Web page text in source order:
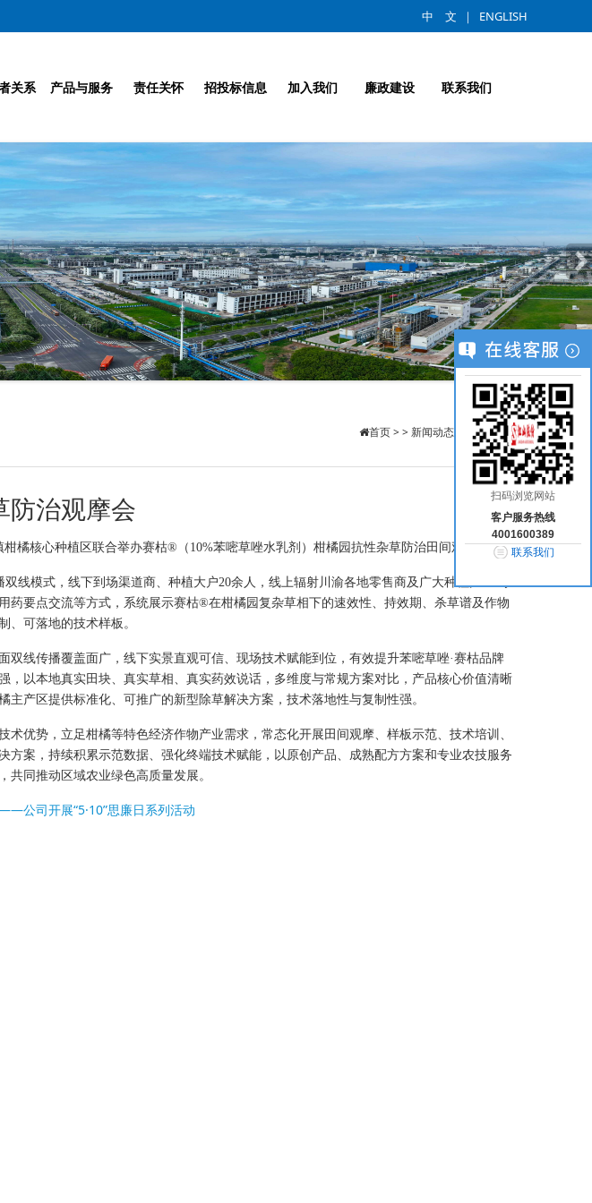
中 文 ｜ ENGLISH
关系 产品与服务 责任关怀 招投标信息 加入我们 廉政建设 联系我们
首页> >新闻动态 公司新闻
防治观摩会
橘核心种植区联合举办赛枯®（10%苯嘧草唑水乳剂）柑橘园抗性杂草防治田间观摩会。
双线模式，线下到场渠道商、种植大户20余人，线上辐射川渝各地零售商及广大种植户300余
药要点交流等方式，系统展示赛枯®在柑橘园复杂草相下的速效性、持效期、杀草谱及作物
、可落地的技术样板。
双线传播覆盖面广，线下实景直观可信、现场技术赋能到位，有效提升苯嘧草唑·赛枯品牌
，以本地真实田块、真实草相、真实药效说话，多维度与常规方案对比，产品核心价值清晰
产区提供标准化、可推广的新型除草解决方案，技术落地性与复制性强。
术优势，立足柑橘等特色经济作物产业需求，常态化开展田间观摩、样板示范、技术培训、
方案，持续积累示范数据、强化终端技术赋能，以原创产品、成熟配方方案和专业农技服务
共同推动区域农业绿色高质量发展。
公司开展“5·10”思廉日系列活动
扫码浏览网站
客户服务热线
4001600389
联系我们